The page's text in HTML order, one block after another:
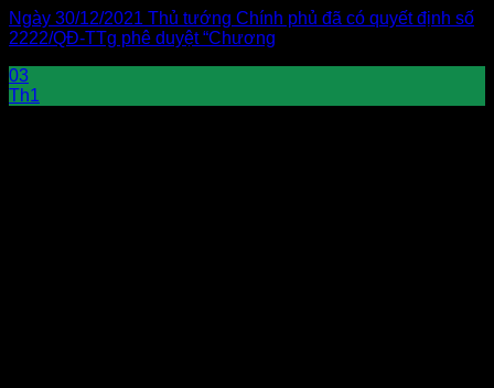
Ngày 30/12/2021 Thủ tướng Chính phủ đã có quyết định số
2222/QĐ-TTg phê duyệt “Chương
03
Th1